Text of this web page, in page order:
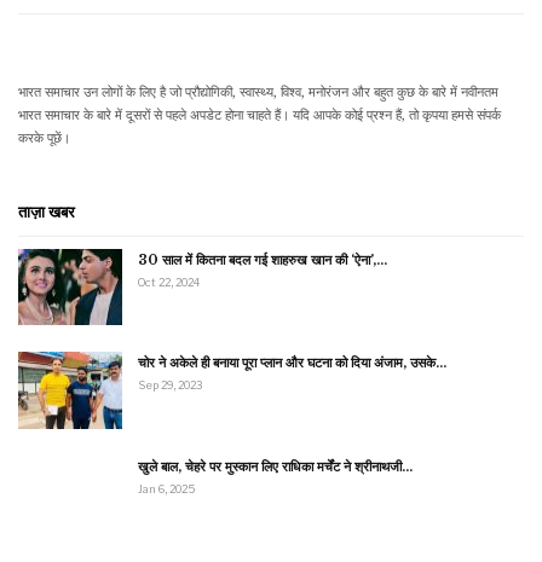
भारत समाचार उन लोगों के लिए है जो प्रौद्योगिकी, स्वास्थ्य, विश्व, मनोरंजन और बहुत कुछ के बारे में नवीनतम
भारत समाचार के बारे में दूसरों से पहले अपडेट होना चाहते हैं। यदि आपके कोई प्रश्न हैं, तो कृपया हमसे संपर्क
करके पूछें।
ताज़ा खबर
30 साल में कितना बदल गई शाहरुख खान की ‘ऐना’,…
Oct 22, 2024
चोर ने अकेले ही बनाया पूरा प्लान और घटना को दिया अंजाम, उसके…
Sep 29, 2023
खुले बाल, चेहरे पर मुस्कान लिए राधिका मर्चेंट ने श्रीनाथजी…
Jan 6, 2025